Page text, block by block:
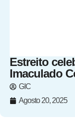
Estreito
Imaculado
GIC
Agosto 20, 2025